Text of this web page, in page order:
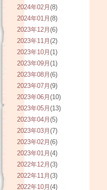
2024年02月 (8)
2024年01月 (8)
2023年12月 (6)
2023年11月 (2)
2023年10月 (1)
2023年09月 (1)
2023年08月 (6)
2023年07月 (9)
2023年06月 (10)
2023年05月 (13)
2023年04月 (5)
2023年03月 (7)
2023年02月 (6)
2023年01月 (4)
2022年12月 (3)
2022年11月 (3)
2022年10月 (4)